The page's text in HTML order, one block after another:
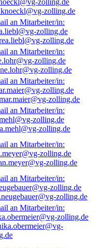
zolling.de
zolling.de
zolling.de
zolling.de
zolling.de
zolling.de
zolling.de